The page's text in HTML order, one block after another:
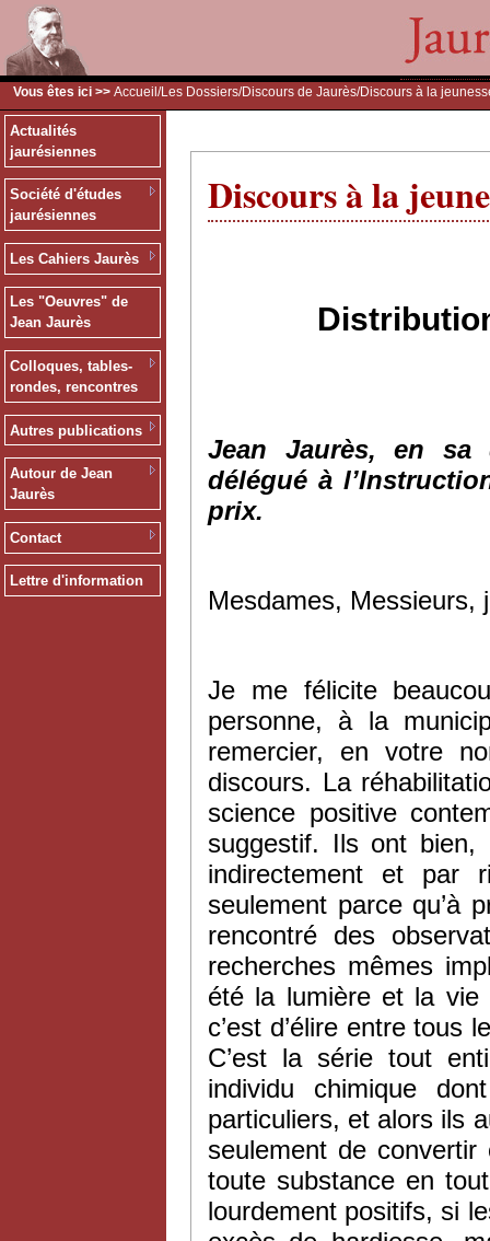
Vous êtes ici >> Accueil /Les Dossiers/Discours de Jaurès/Discours à la
Actualités
jaurésiennes
Société d'études
jaurésiennes
Les Cahiers Jaurès
Les "Oeuvres" de
Jean Jaurès
Colloques, tables-
rondes, rencontres
Autres publications
Autour de Jean
Jaurès
Contact
Lettre d'information
Discours à la
Jean Jaurès, en sa
délégué à
prix.
Mesdames, Messieurs,
Je me félicite
personne, à la
remercier, en votre
discours. La
science positive
suggestif. Ils ont
indirectement et par
seulement parce qu’à
rencontré des
recherches mêmes
été la lumière et la vie
c’est d’élire entre tous
C’est la série tout
individu chimique
particuliers, et alors ils
seulement de
toute substance en
lourdement positifs, si